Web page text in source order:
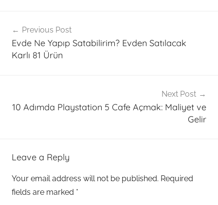
navigation
Previous Post
Evde Ne Yapıp Satabilirim? Evden Satılacak
Karlı 81 Ürün
Next Post
10 Adımda Playstation 5 Cafe Açmak: Maliyet ve
Gelir
Leave a Reply
Your email address will not be published. Required
fields are marked *